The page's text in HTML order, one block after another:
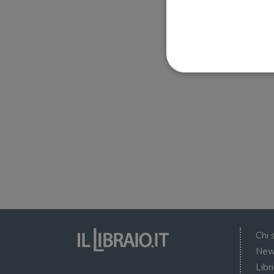
Chi
I cookie strettamente
wordpress_sec_[hash]
CookieScriptConsent